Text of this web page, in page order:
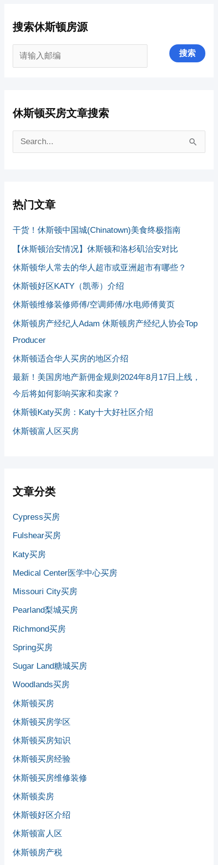
搜索休斯顿房源
休斯顿买房文章搜索
热门文章
干货！休斯顿中国城(Chinatown)美食终极指南
【休斯顿治安情况】休斯顿和洛杉矶治安对比
休斯顿华人常去的华人超市或亚洲超市有哪些？
休斯顿好区KATY（凯蒂）介绍
休斯顿维修装修师傅/空调师傅/水电师傅黄页
休斯顿房产经纪人Adam 休斯顿房产经纪人协会Top
Producer
休斯顿适合华人买房的地区介绍
最新！美国房地产新佣金规则2024年8月17日上线，
今后将如何影响买家和卖家？
休斯顿Katy买房：Katy十大好社区介绍
休斯顿富人区买房
文章分类
Cypress买房
Fulshear买房
Katy买房
Medical Center医学中心买房
Missouri City买房
Pearland梨城买房
Richmond买房
Spring买房
Sugar Land糖城买房
Woodlands买房
休斯顿买房
休斯顿买房学区
休斯顿买房知识
休斯顿买房经验
休斯顿买房维修装修
休斯顿卖房
休斯顿好区介绍
休斯顿富人区
休斯顿房产税